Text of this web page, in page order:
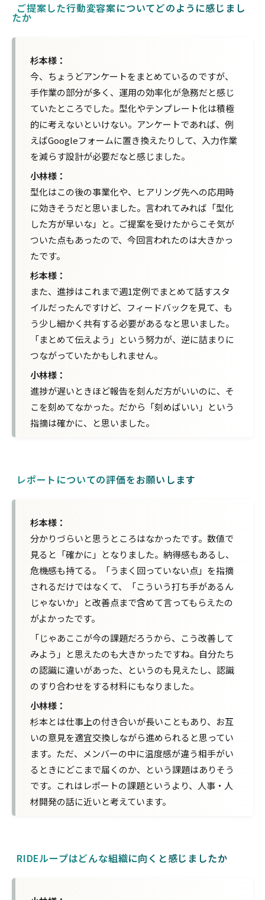
ご提案した行動変容案についてどのように感じまし
たか
杉本様：
今、ちょうどアンケートをまとめているのですが、
手作業の部分が多く、運用の効率化が急務だと感じ
ていたところでした。型化やテンプレート化は積極
的に考えないといけない。アンケートであれば、例
えばGoogleフォームに置き換えたりして、入力作業
を減らす設計が必要だなと感じました。
小林様：
型化はこの後の事業化や、ヒアリング先への応用時
に効きそうだと思いました。言われてみれば「型化
した方が早いな」と。 ご提案を受けたからこそ気が
ついた点もあったので、今回言われたのは大きかっ
たです。
杉本様：
また、進捗はこれまで週1定例でまとめて話すスタ
イルだったんですけど、フィードバックを見て、も
う少し細かく共有する必要があるなと思いました。
「まとめて伝えよう」という努力が、逆に詰まりに
つながっていたかもしれません。
小林様：
進捗が遅いときほど報告を刻んだ方がいいのに、そ
こを刻めてなかった。だから「刻めばいい」という
指摘は確かに、と思いました。
レポートについての評価をお願いします
杉本様：
分かりづらいと思うところはなかったです。 数値で
見ると「確かに」となりました。納得感もあるし、
危機感も持てる。
「うまく回っていない点」を指摘
されるだけではなくて、「こういう打ち手があるん
じゃないか」と改善点まで含めて言ってもらえたの
がよかったです。
「じゃあここが今の課題だろうから、こう改善して
みよう」と思えたのも大きかったですね。自分たち
の認識に違いがあった、というのも見えたし、認識
のすり合わせをする材料にもなりました。
小林様：
杉本とは仕事上の付き合いが長いこともあり、お互
いの意見を適宜交換しながら進められると思ってい
ます。ただ、メンバーの中に温度感が違う相手がい
るときにどこまで届くのか、という課題はありそう
です。これはレポートの課題というより、人事・人
材開発の話に近いと考えています。
RIDEループはどんな組織に向くと感じましたか